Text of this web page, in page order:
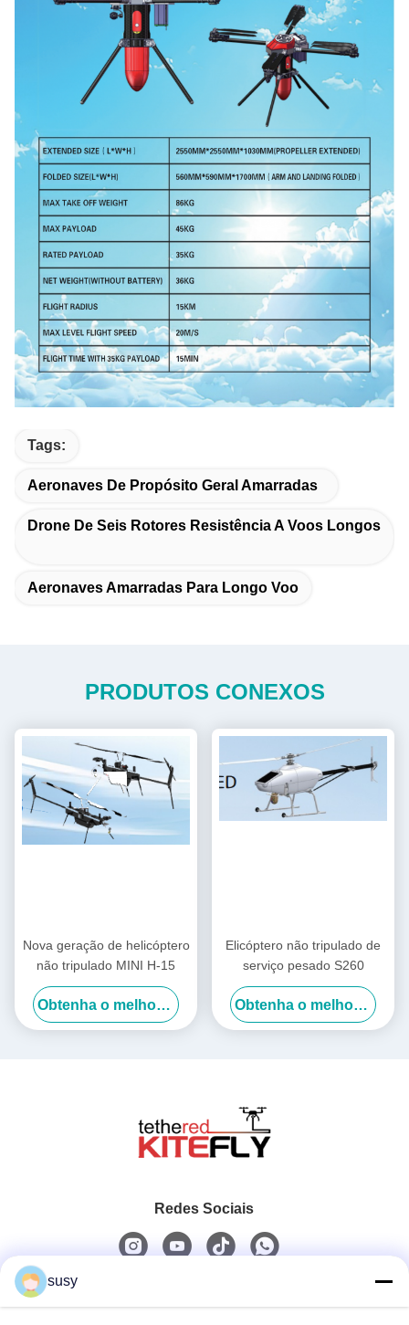
Tags:
Aeronaves De Propósito Geral Amarradas
Drone De Seis Rotores Resistência A Voos Longos
Aeronaves Amarradas Para Longo Voo
PRODUTOS CONEXOS
Nova geração de helicóptero
não tripulado MINI H-15
Obtenha o melhor preço
Elicóptero não tripulado de
serviço pesado S260
Obtenha o melhor preço
Redes Sociais
susy